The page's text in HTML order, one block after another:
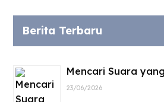
Berita Terbaru
Mencari Suara
23/06/2026